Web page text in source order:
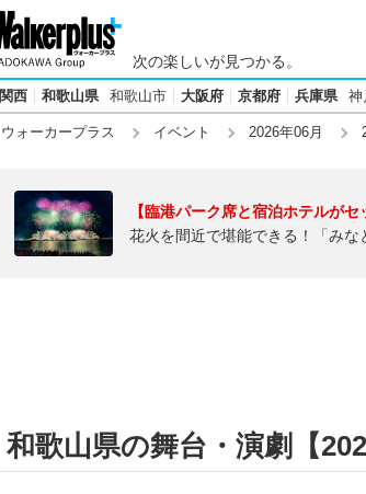
次の楽しいが見つかる。
関西 和歌山県 和歌山市 大阪府 京都府 兵庫県 神
ウォーカープラス イベント 2026年06月
【臨港パーク席と宿泊ホテルがセ
花火を間近で堪能できる！「み
和歌山県の舞台・演劇【